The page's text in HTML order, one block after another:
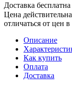
Доставка
Цена
отличаться от цен
Описание
Как купить
Оплата
Доставка